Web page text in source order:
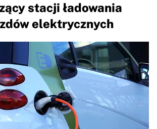
stacji ładowania
elektrycznych